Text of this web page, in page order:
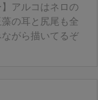
】アルコはネロの
の耳と尻尾も全
がら描いてるぞ